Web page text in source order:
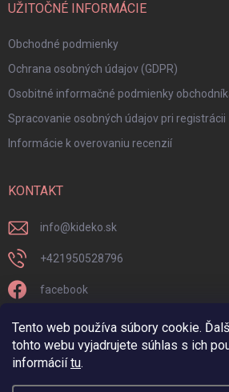
Tento web používa súbory cookie.
tohto webu vyjadrujete súhlas s ich
informáciítu.
UŽITOČNÉ INFORMÁCIE
Obchodné podmienky
Ochrana osobných údajov (GDPR)
Osobitné informačné podmienky
Spracovanie osobných údajov pri registrácii
Informácie k overovaniu recenzií
KONTAKT
info@kideko.sk
+421950528796
facebook
kideko.sk/